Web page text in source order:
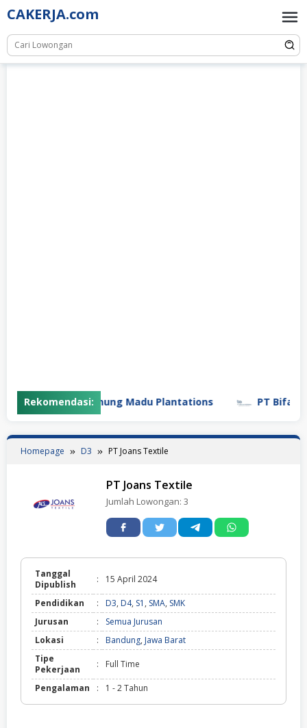
Skip
to
content
CAKERJA.com
Rekomendasi:
PT Gunung Madu Plantations PT Bifarma
Homepage D3 PT Joans Textile
PT Joans Textile
Jumlah Lowongan: 3
Tanggal
Dipublish
: 15 April 2024
Pendidikan : D3, D4, S1 , SMA, SMK
Jurusan
:
Semua Jurusan
Lokasi
: Bandung, Jawa Barat
Tipe
Pekerjaan
: Full Time
Pengalaman : 1 - 2 Tahun